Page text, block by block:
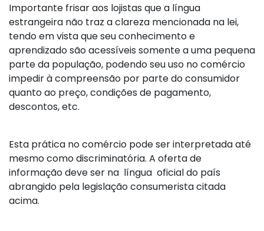
Importante frisar aos lojistas que a língua
estrangeira não traz a clareza mencionada na lei,
tendo em vista que seu conhecimento e
aprendizado são acessíveis somente a uma pequena
parte da população, podendo seu uso no comércio
impedir à compreensão por parte do consumidor
quanto ao preço, condições de pagamento,
descontos, etc.
Esta prática no comércio pode ser interpretada até
mesmo como discriminatória. A oferta de
informação deve ser na língua oficial do país
abrangido pela legislação consumerista citada
acima.